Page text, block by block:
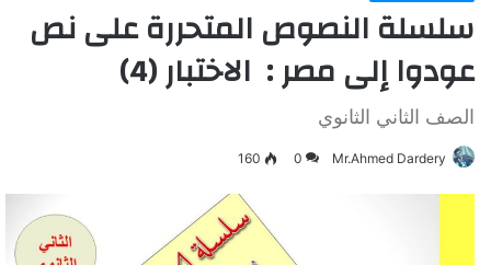
سلسلة النصوص المتحررة على نص
عودوا إلى مصر : الاختبار (4)
الصف الثاني الثانوي
Mr.Ahmed Dardery
0
160